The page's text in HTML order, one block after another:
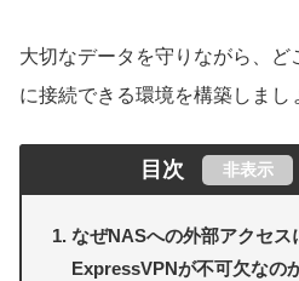
大切なデータを守りながら、
に接続できる環境を構築しまし
目次 非表示
なぜNASへの外部アクセス
ExpressVPNが不可欠なの